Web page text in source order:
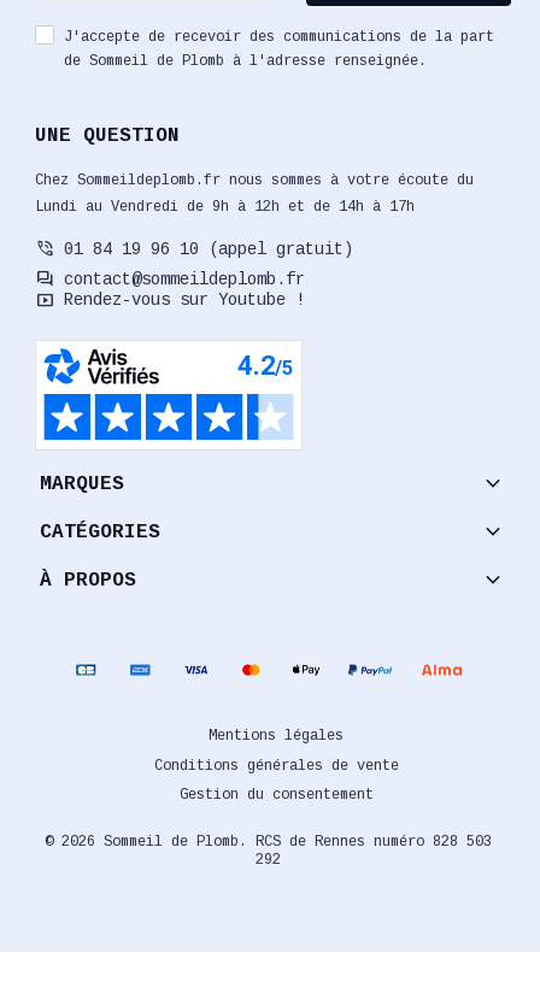
J'accepte de recevoir des communications de la part
de Sommeil de Plomb à l'adresse renseignée.
UNE QUESTION
Chez Sommeildeplomb.fr nous sommes à votre écoute du
Lundi au Vendredi de 9h à 12h et de 14h à 17h
phone_in_talk 01 84 19 96 10 (appel gratuit)
forum contact@sommeildeplomb.fr
smart_display Rendez-vous sur Youtube !
MARQUES keyboard_arrow_down
CATÉGORIES keyboard_arrow_down
À PROPOS keyboard_arrow_down
© 2026 Sommeil de Plomb. RCS de Rennes numéro 828 503
292
Mentions légales
Conditions générales de vente
Gestion du consentement